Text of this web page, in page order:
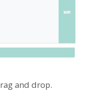
and drop.